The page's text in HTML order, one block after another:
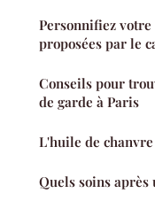
Personnifiez
Conseils pour
de garde à Paris
L'huile de
Quels soins